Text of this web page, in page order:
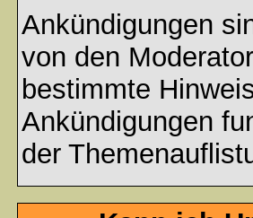
Ankündigungen
von den
bestimmte
Ankündigungen
der